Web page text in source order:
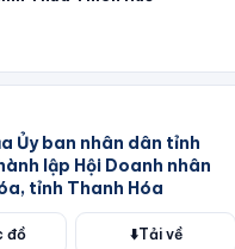
Ủy ban nhân dân tỉnh
lập Hội Doanh nhân
tỉnh Thanh Hóa
đồ ⬇️Tải về